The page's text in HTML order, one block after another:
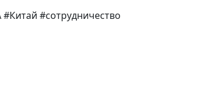
#сотрудничество